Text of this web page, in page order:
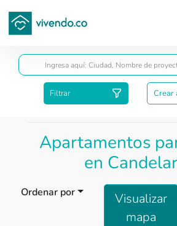
Filtrar Crear
Apartamentos
en
Ordenar por
Visualizar
mapa